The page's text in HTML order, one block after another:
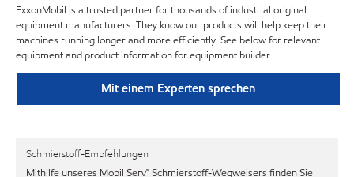
ExxonMobil is a trusted partner for thousands of industrial original
equipment manufacturers. They know our products will help keep their
machines running longer and more efficiently. See below for relevant
equipment and product information for equipment builder.
Mit einem Experten sprechen
Schmierstoff-Empfehlungen
Mithilfe unseres Mobil Serv℠ Schmierstoff-Wegweisers finden Sie